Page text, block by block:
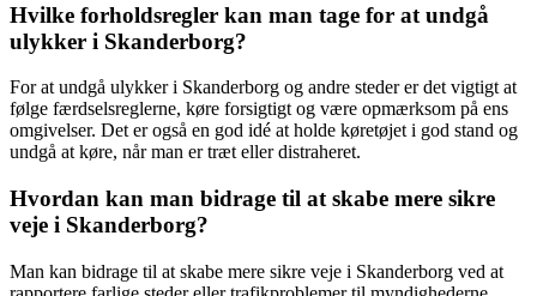
Hvilke forholdsregler kan man tage for at undgå
ulykker i Skanderborg?
For at undgå ulykker i Skanderborg og andre steder er det vigtigt at
følge færdselsreglerne, køre forsigtigt og være opmærksom på ens
omgivelser. Det er også en god idé at holde køretøjet i god stand og
undgå at køre, når man er træt eller distraheret.
Hvordan kan man bidrage til at skabe mere sikre
veje i Skanderborg?
Man kan bidrage til at skabe mere sikre veje i Skanderborg ved at